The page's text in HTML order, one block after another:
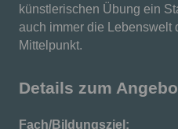
künstlerischen Übung ein
auch immer die Lebenswelt
Mittelpunkt.
Details zum
Fach/Bildungsziel: